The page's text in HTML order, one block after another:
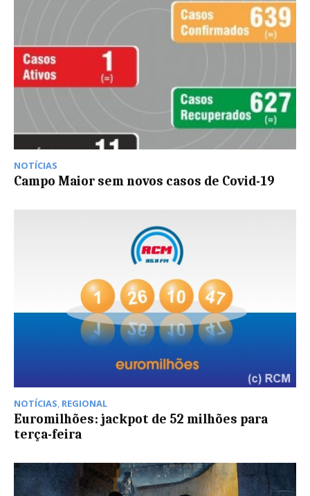
NOTÍCIAS
Campo Maior sem novos casos de Covid-19
NOTÍCIAS, REGIONAL
Euromilhões: jackpot de 52 milhões para
terça-feira